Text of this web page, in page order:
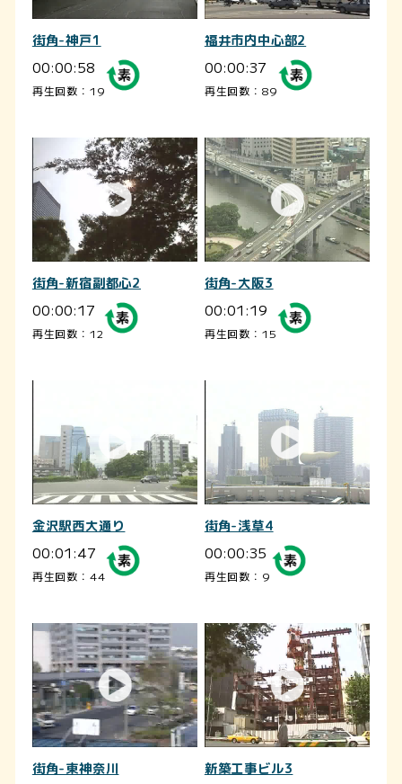
街角-神戸1
00:00:58
再生回数：19
福井市内中心部2
00:00:37
再生回数：89
街角-新宿副都心2
00:00:17
再生回数：12
街角-大阪3
00:01:19
再生回数：15
金沢駅西大通り
00:01:47
再生回数：44
街角-浅草4
00:00:35
再生回数：9
街角-東神奈川 新築工事ビル3